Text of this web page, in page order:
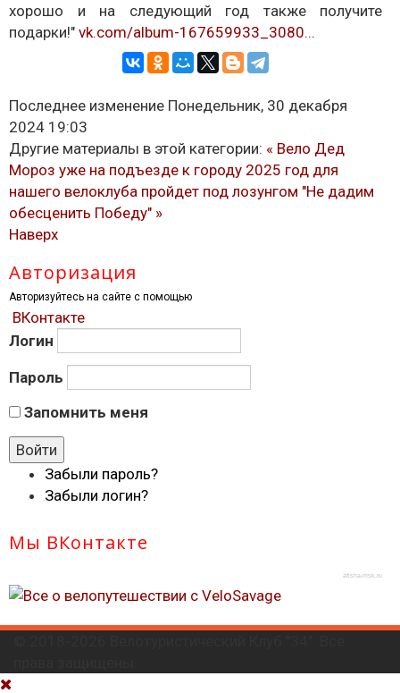
хорошо и на следующий год также получите
подарки!" vk.com/album-167659933_3080...
Последнее изменение Понедельник, 30 декабря
2024 19:03
Другие материалы в этой категории: « Вело Дед
Мороз уже на подъезде к городу 2025 год для
нашего велоклуба пройдет под лозунгом "Не дадим
обесценить Победу" »
Наверх
Авторизация
Авторизуйтесь на сайте с помощью
ВКонтакте
Логин
Пароль
Запомнить меня
Забыли пароль?
Забыли логин?
Мы ВКонтакте
afisha-msk.ru